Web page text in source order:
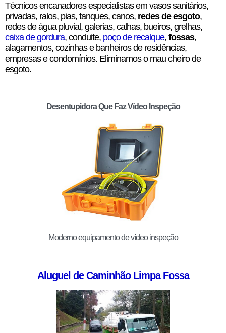
Técnicos encanadores especialistas em vasos sanitários,
privadas, ralos, pias, tanques, canos, redes de esgoto,
redes de água pluvial, galerias, calhas, bueiros, grelhas,
caixa de gordura, conduite, poço de recalque, fossas,
alagamentos, cozinhas e banheiros de residências,
empresas e condomínios. Eliminamos o mau cheiro de
esgoto.
Desentupidora Que Faz Vídeo Inspeção
Moderno equipamento de vídeo inspeção
Aluguel de Caminhão Limpa Fossa